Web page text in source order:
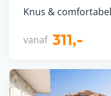
Knus &
vanaf 311,-